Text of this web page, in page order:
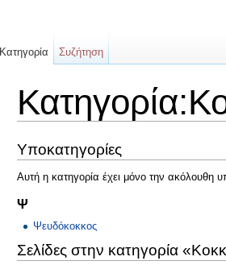
Υποκατηγορίες
Αυτή η κατηγορία έχει μόνο την ακόλουθη
Ψ
Ψευδόκοκκος
Σελίδες στην κατηγορία
Κατηγορία Συζήτηση